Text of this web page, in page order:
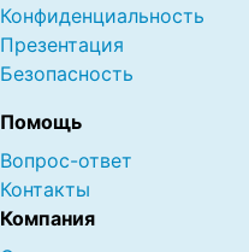
Конфиденциальность
Презентация
Безопасность
Помощь
Вопрос-ответ
Контакты
Компания